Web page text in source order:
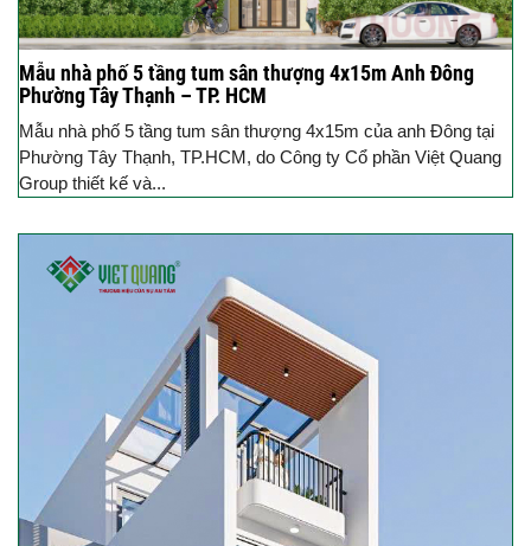
Mẫu nhà phố 5 tầng tum sân thượng 4x15m Anh Đông
Phường Tây Thạnh – TP. HCM
Mẫu nhà phố 5 tầng tum sân thượng 4x15m của anh Đông tại
Phường Tây Thạnh, TP.HCM, do Công ty Cổ phần Việt Quang
Group thiết kế và...